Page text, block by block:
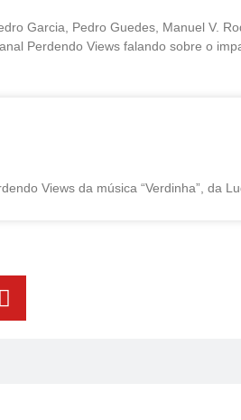
Garcia, Pedro Guedes, Manuel V.
Perdendo Views falando sobre o
Views da música “Verdinha”, da